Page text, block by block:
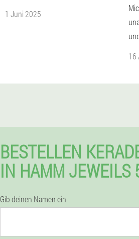
1 Juni 2025
16
BESTELLEN
IN HAMM JEWEILS
Gib deinen Namen ein